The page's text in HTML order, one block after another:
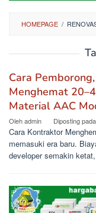
HOMEPAGE /
Cara
Menghemat
Material AAC
Olehadmin Diposting pada
Cara Kontraktor
memasuki era baru.
developer semakin